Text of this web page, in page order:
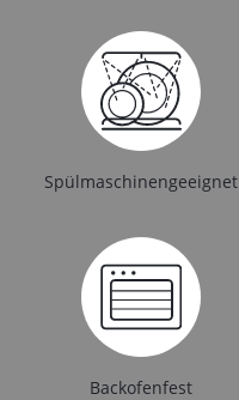
Spülmaschinengeeignet
Backofenfest